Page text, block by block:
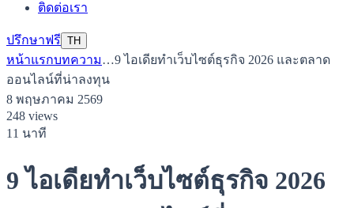
ติดต่อเรา
ปรึกษาฟรี TH
หน้าแรกบทความ…9 ไอเดียทำเว็บไซต์ธุรกิจ 2026 และตลาด
ออนไลน์ที่น่าลงทุน
8 พฤษภาคม 2569
248 views
11 นาที
9 ไอเดียทำเว็บไซต์ธุรกิจ 2026